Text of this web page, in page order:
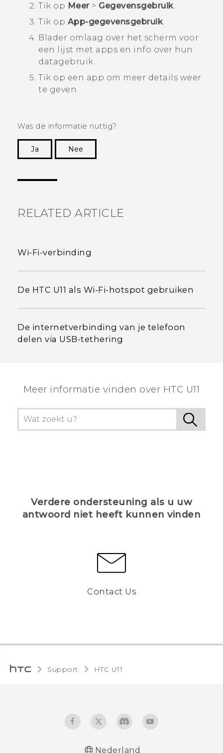
Tik op Meer> Gegevensgebruik.
Tik op App-gegevensgebruik.
Blader omlaag over het scherm voor
een lijst met apps en info over hun
datagebruik.
Tik op een app om meer details weer
te geven.
Was de informatie nuttig?
Ja
Nee
RELATED ARTICLE
Wi‍-Fi-verbinding
De HTC U11 als Wi‍-Fi-hotspot gebruiken
De internetverbinding van je telefoon
delen via USB-tethering
Meer informatie vinden over HTC U11
Verdere ondersteuning als u uw
antwoord niet heeft kunnen vinden
Contact Us
Support HTC U11‎
Nederland